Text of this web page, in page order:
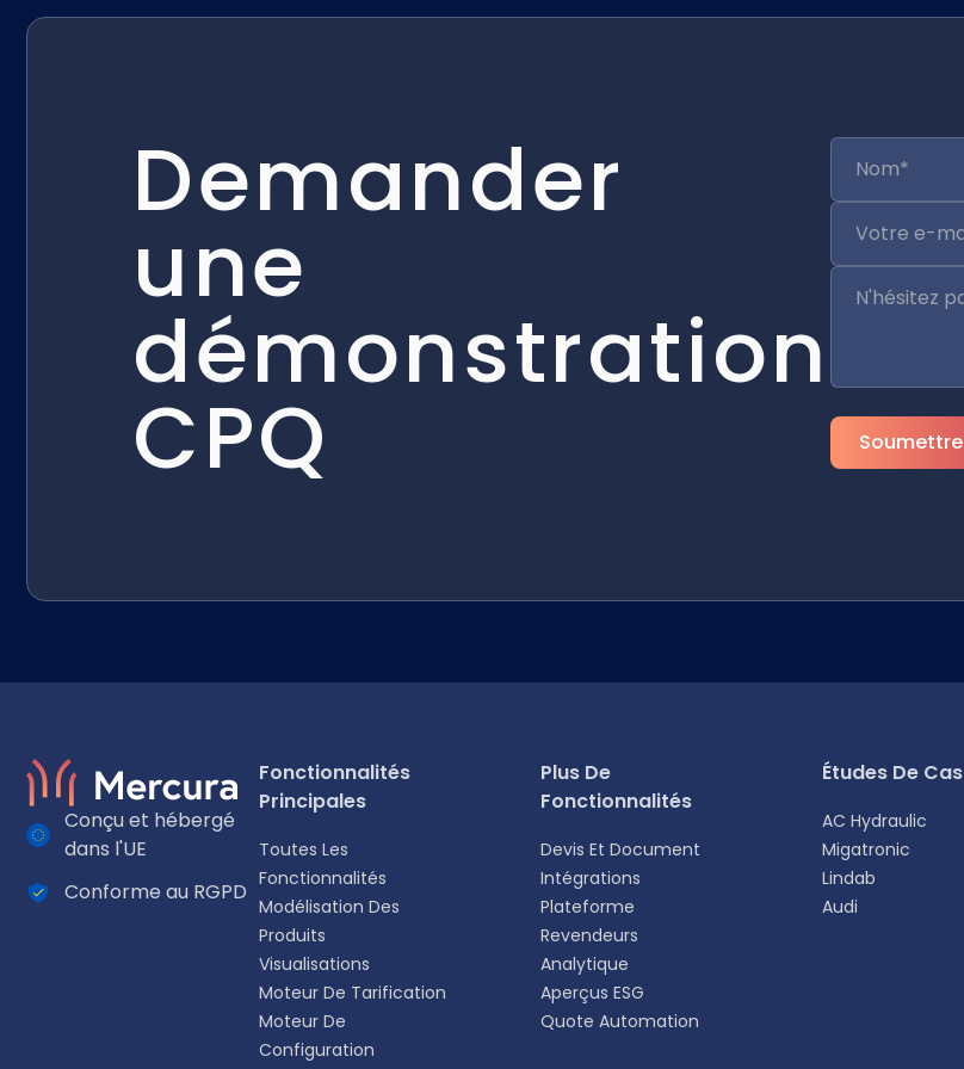
Sélectionnez votre langue
Choisissez votre langue préférée pour une expérience plus personnalisée.
Demander
une
démonstration
CPQ Soumettre
Conçu et hébergé
dans l'UE
Conforme au RGPD
Fonctionnalités
Principales
Toutes Les
Fonctionnalités
Modélisation Des
Produits
Visualisations
Moteur De Tarification
Moteur De
Configuration
Plus De
Fonctionnalités
Devis Et Document
Intégrations
Plateforme
Revendeurs
Analytique
Aperçus ESG
Quote Automation
Études De Cas
AC Hydraulic
Migatronic
Lindab
Audi